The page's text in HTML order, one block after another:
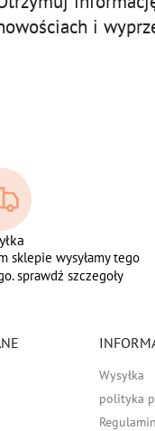
i
sklepie wysyłamy tego
sprawdź szczegoły
Wysyłka
polityka